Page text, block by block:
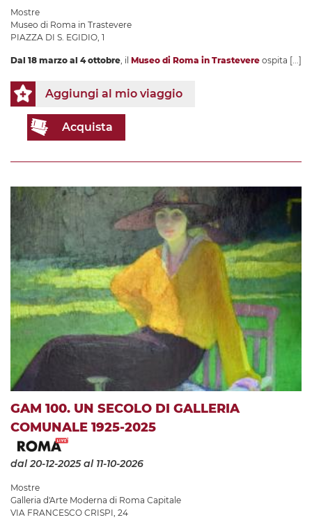
Mostre
Museo di Roma in Trastevere
PIAZZA DI S. EGIDIO, 1
Dal 18 marzo al 4 ottobre , il Museo di Roma in Trastevere ospita [...]
Aggiungi al mio viaggio
Acquista
GAM 100. UN SECOLO DI GALLERIA
COMUNALE 1925-2025
dal 20-12-2025al 11-10-2026
Mostre
Galleria d'Arte Moderna di Roma Capitale
VIA FRANCESCO CRISPI, 24